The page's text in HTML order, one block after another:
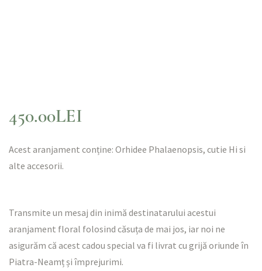
450.00LEI
Acest aranjament conține: Orhidee Phalaenopsis, cutie Hi si
alte accesorii.
Transmite un mesaj din inimă destinatarului acestui
aranjament floral folosind căsuța de mai jos, iar noi ne
asigurăm că acest cadou special va fi livrat cu grijă oriunde în
Piatra-Neamț și împrejurimi.